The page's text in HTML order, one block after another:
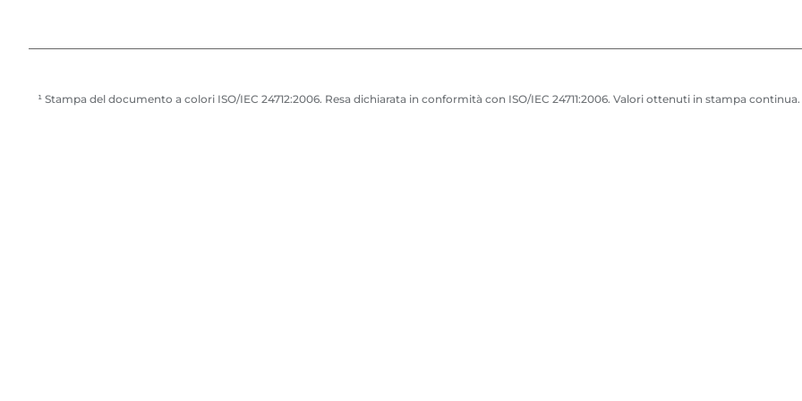
t
t
¹ Stampa del documento a colori ISO/IEC 24712:2006. Resa dichiarata in conformità con ISO/IEC 24711:2006. Valori ottenuti in stampa continua.